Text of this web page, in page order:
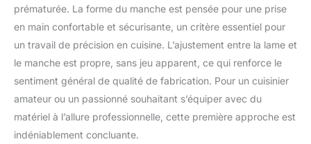
pour des coupes
extrêmement précises.
thermiques et
cryogéniques
renforcent la structure
de l‘acier damassé,
couteau reste
prématurée. La forme du manche est pensée pour une prise
en main confortable et sécurisante, un critère essentiel pour
un travail de précision en cuisine. L’ajustement entre la lame et
le manche est propre, sans jeu apparent, ce qui renforce le
sentiment général de qualité de fabrication. Pour un cuisinier
amateur ou un passionné souhaitant s’équiper avec du
matériel à l’allure professionnelle, cette première approche est
indéniablement concluante.